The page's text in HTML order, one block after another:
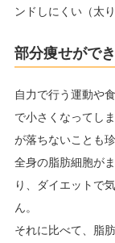
ンドしにくい（太
部分痩せがで
自力で行う運動や
で小さくなってし
が落ちないことも
全身の脂肪細胞が
り、ダイエットで
ん。
それに比べて、脂